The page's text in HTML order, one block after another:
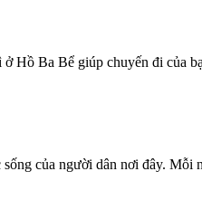
Ba Bể giúp chuyến đi của
của người dân nơi đây.